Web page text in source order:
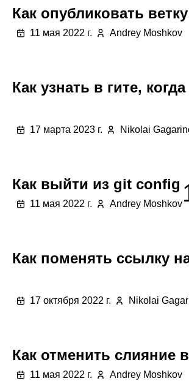
Как опубликовать
11 мая 2022 г. Andrey Moshkov
Как узнать в гите,
17 марта 2023 г. Nikolai
Как выйти из git config
11 мая 2022 г. Andrey Moshkov
Как поменять ссылку
17 октября 2022 г. Nikolai
Как отменить слияние
11 мая 2022 г. Andrey Moshkov